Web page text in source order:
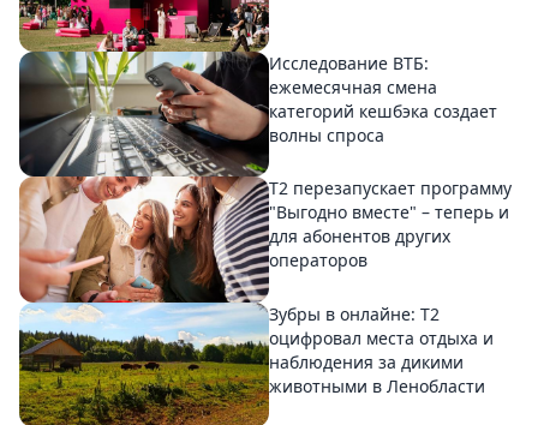
Исследование ВТБ:
ежемесячная смена
категорий кешбэка создает
волны спроса
Т2 перезапускает программу
"Выгодно вместе" – теперь и
для абонентов других
операторов
Зубры в онлайне: Т2
оцифровал места отдыха и
наблюдения за дикими
животными в Ленобласти